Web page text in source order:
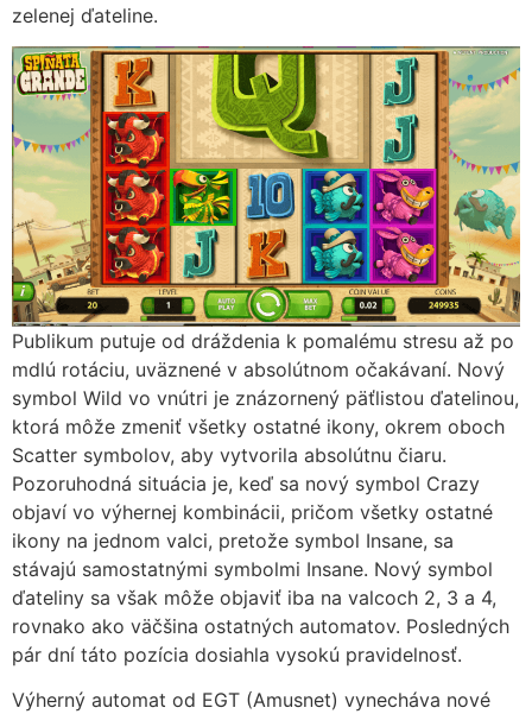
zelenej ďateline.
Publikum putuje od dráždenia k pomalému stresu až po
mdlú rotáciu, uväznené v absolútnom očakávaní. Nový
symbol Wild vo vnútri je znázornený päťlistou ďatelinou,
ktorá môže zmeniť všetky ostatné ikony, okrem oboch
Scatter symbolov, aby vytvorila absolútnu čiaru.
Pozoruhodná situácia je, keď sa nový symbol Crazy
objaví vo výhernej kombinácii, pričom všetky ostatné
ikony na jednom valci, pretože symbol Insane, sa
stávajú samostatnými symbolmi Insane. Nový symbol
ďateliny sa však môže objaviť iba na valcoch 2, 3 a 4,
rovnako ako väčšina ostatných automatov. Posledných
pár dní táto pozícia dosiahla vysokú pravidelnosť.
Výherný automat od EGT (Amusnet) vynecháva nové